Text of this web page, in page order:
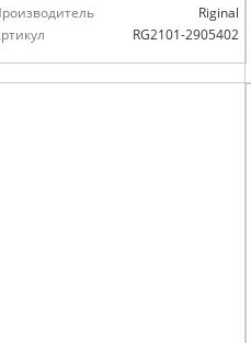
Riginal
RG2101-2905402